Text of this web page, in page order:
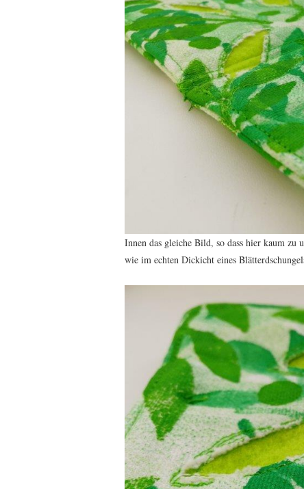
Innen das gleiche Bild, so dass hier kaum zu
wie im echten Dickicht eines